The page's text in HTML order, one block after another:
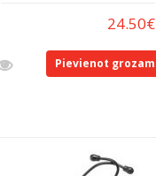
24.50€
Pievienot grozam